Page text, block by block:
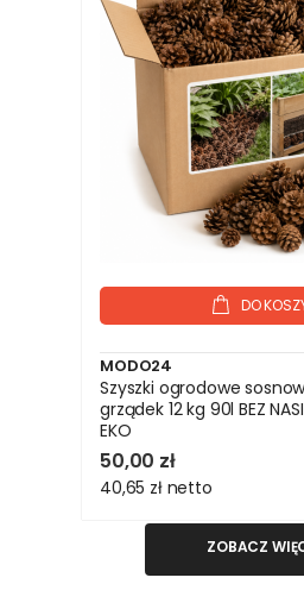
DO
MODO24
Szyszki ogrodowe
grządek 12 kg 90l BEZ
EKO
50,00 zł
40,65 zł netto
ZOBACZ